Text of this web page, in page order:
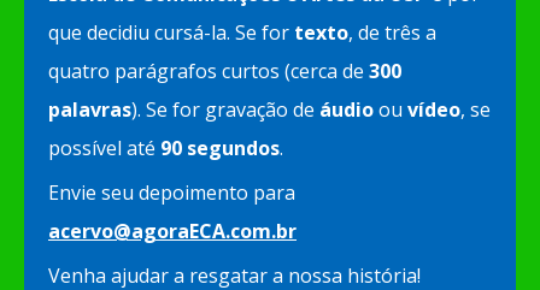
que decidiu cursá-la. Se for texto, de três a
quatro parágrafos curtos (cerca de 300
palavras). Se for gravação de áudioou vídeo, se
possível até 90 segundos.
Envie seu depoimento para
acervo@agoraECA.com.br
Venha ajudar a resgatar a nossa história!